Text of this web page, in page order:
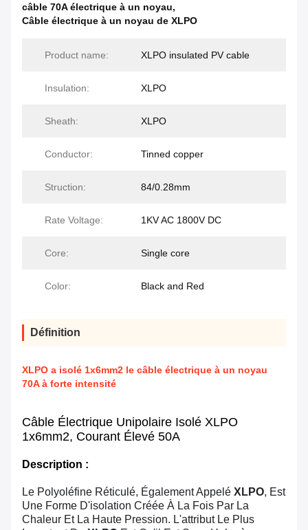
câble 70A électrique à un noyau,
Câble électrique à un noyau de XLPO
Product name: XLPO insulated PV cable
Insulation: XLPO
Sheath: XLPO
Conductor: Tinned copper
Struction: 84/0.28mm
Rate Voltage: 1KV AC 1800V DC
Core: Single core
Color: Black and Red
Définition
XLPO a isolé 1x6mm2 le câble électrique à un noyau
70A à forte intensité
Câble Électrique Unipolaire Isolé XLPO
1x6mm2, Courant Élevé 50A
Description :
Le Polyoléfine Réticulé, Également Appelé XLPO, Est
Une Forme D'isolation Créée À La Fois Par La
Chaleur Et La Haute Pression. L'attribut Le Plus